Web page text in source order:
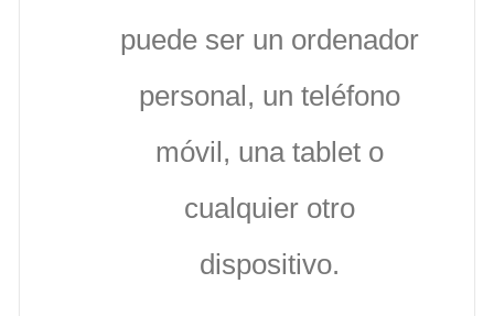
puede ser un ordenador
personal, un teléfono
móvil, una tablet o
cualquier otro
dispositivo.